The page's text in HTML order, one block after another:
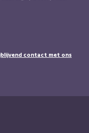
contact met ons